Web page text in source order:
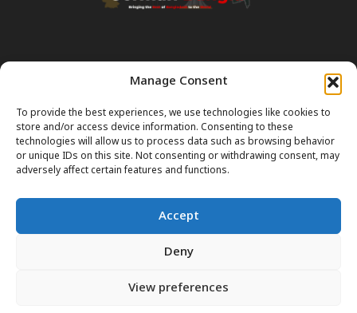
Manage Consent
To provide the best experiences, we use technologies like cookies to
store and/or access device information. Consenting to these
technologies will allow us to process data such as browsing behavior
or unique IDs on this site. Not consenting or withdrawing consent, may
adversely affect certain features and functions.
Accept
Deny
View preferences
Transparency & Disclaimer:
Some content and images on this site are generated with the
assistance of Artificial Intelligence (AI). While we strive for accuracy, AI
can occasionally produce incorrect or outdated information.
Please Note:The content on GermanBangla.com is intended solely
professional advice. Always verify official rules (Visas, Laws, Taxes)
with government authorities before taking action.
আমাদের সম্পর্কে